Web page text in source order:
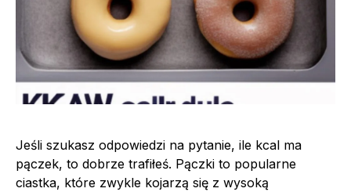
Jeśli szukasz odpowiedzi na pytanie, ile kcal ma
pączek, to dobrze trafiłeś. Pączki to popularne
ciastka, które zwykle kojarzą się z wysoką